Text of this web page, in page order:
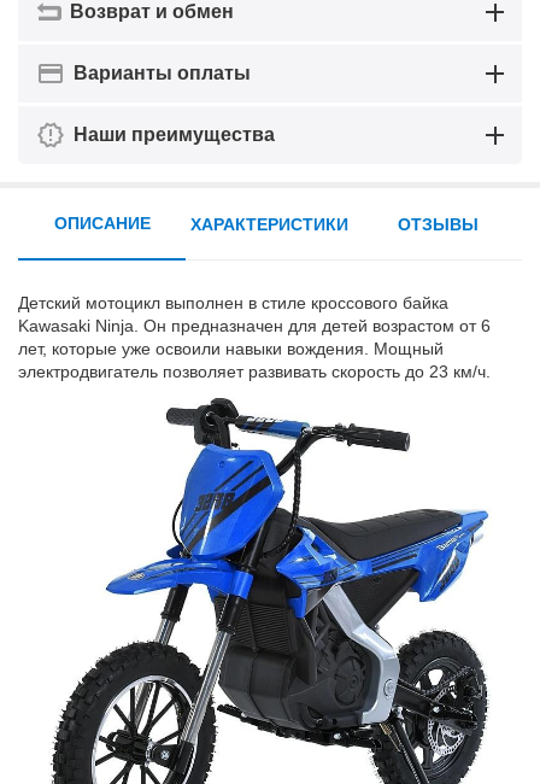
Возврат и обмен
Варианты оплаты
Наши преимущества
ОПИСАНИЕ
Детский мотоцикл выполнен в стиле кроссового байка
Kawasaki Ninja. Он предназначен для детей возрастом от 6
лет, которые уже освоили навыки вождения. Мощный
электродвигатель позволяет развивать скорость до 23 км/ч.
ХАРАКТЕРИСТИКИ ОТЗЫВЫ